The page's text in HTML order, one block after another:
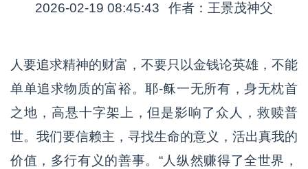
2026-02-19 08:45:43 作者：王景茂神父
人要追求精神的财富，不要只以金钱论英雄，不能
单单追求物质的富裕。耶-稣一无所有，身无枕首
之地，高悬十字架上，但是影响了众人，救赎普
世。我们要信赖主，寻找生命的意义，活出真我的
价值，多行有义的善事。“人纵然赚得了全世界，